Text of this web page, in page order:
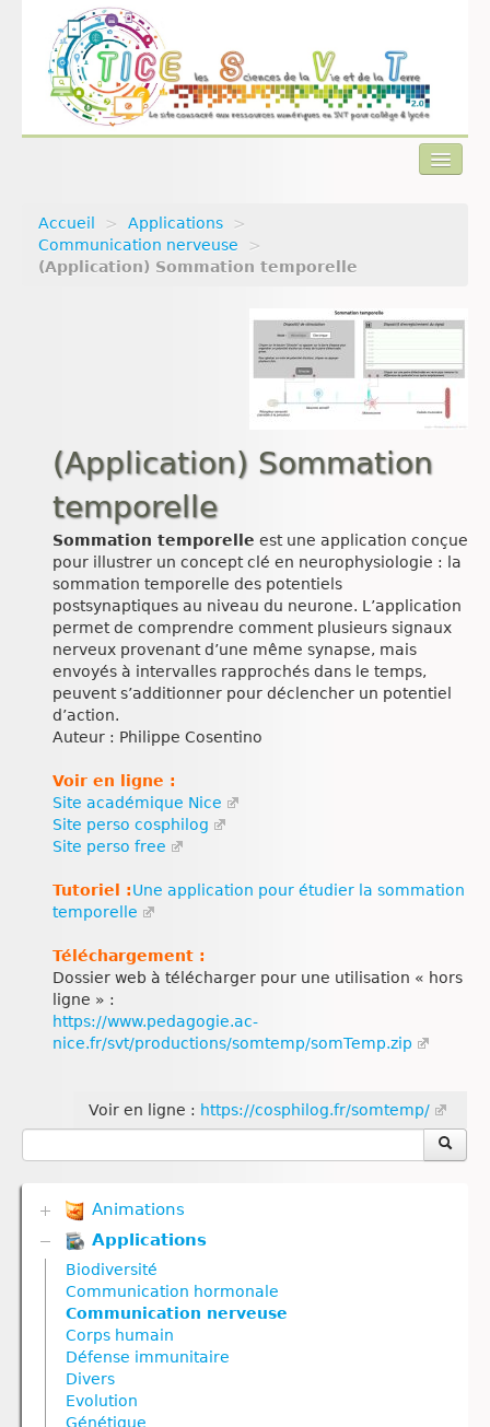
Actualités
Accueil > Applications
>
Communication nerveuse
>
(Application) Sommation temporelle
(Application) Sommation
temporelle
Sommation temporelle est une application conçue
pour illustrer un concept clé en neurophysiologie : la
sommation temporelle des potentiels
postsynaptiques au niveau du neurone. L’application
permet de comprendre comment plusieurs signaux
nerveux provenant d’une même synapse, mais
envoyés à intervalles rapprochés dans le temps,
peuvent s’additionner pour déclencher un potentiel
d’action.
Auteur : Philippe Cosentino
Voir en ligne :
Site académique Nice
Site perso cosphilog
Site perso free
Tutoriel :Une application pour étudier la sommation
temporelle
Téléchargement :
Dossier web à télécharger pour une utilisation « hors
ligne » :
https://www.pedagogie.ac-
nice.fr/svt/productions/somtemp/somTemp.zip
Voir en ligne : https://cosphilog.fr/somtemp/
Animations
Biodiversité
Communication hormonale
Communication nerveuse
Corps humain
Défense immunitaire
Divers
Génétique
Géodynamique externe
Géodynamique interne
Applications
Biodiversité
Communication hormonale
Communication nerveuse
Corps humain
Défense immunitaire
Divers
Evolution
Génétique